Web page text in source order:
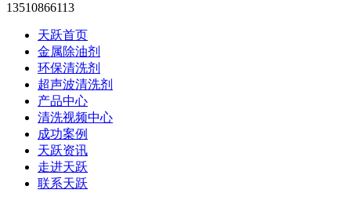
13510866113
天跃首页
金属除油剂
环保清洗剂
超声波清洗剂
产品中心
清洗视频中心
成功案例
天跃资讯
走进天跃
联系天跃